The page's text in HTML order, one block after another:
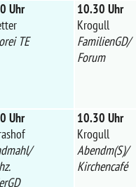
Uhr
TE
10.30 Uhr
Krogull
FamilienGD/
Forum
Uhr
10.30 Uhr
Krogull
Abendm(S)/
Kirchencafé